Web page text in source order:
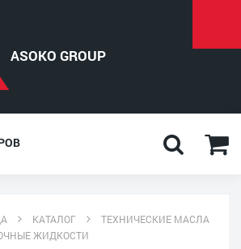
КАТАЛОГ
ТЕХНИЧЕСКИЕ МАСЛА
ЖИДКОСТИ